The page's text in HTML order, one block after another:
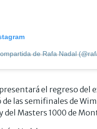
de Rafa Nadal
el regreso del
las semifinales de
Masters 1000 de